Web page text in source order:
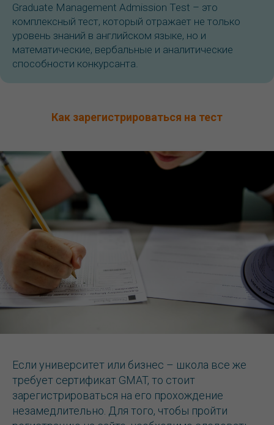
Graduate Management Admission Test – это
комплексный тест, который отражает не только
уровень знаний в английском языке, но и
математические, вербальные и аналитические
способности конкурсанта.
Как зарегистрироваться на тест
Если университет или бизнес – школа все же
требует сертификат GMAT, то стоит
зарегистрироваться на его прохождение
незамедлительно. Для того, чтобы пройти